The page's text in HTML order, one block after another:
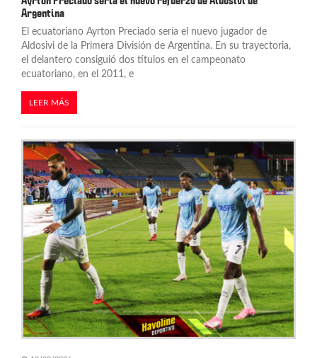
a
s
Argentina
El ecuatoriano Ayrton Preciado sería el nuevo jugador de
Aldosivi de la Primera División de Argentina. En su trayectoria,
el delantero consiguió dos títulos en el campeonato
ecuatoriano, en el 2011, e
LEER MÁS